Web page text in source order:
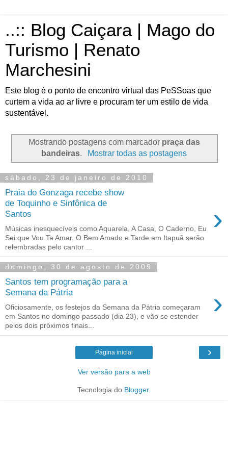
..:: Blog Caiçara | Mago do
Turismo | Renato
Marchesini
Este blog é o ponto de encontro virtual das PeSSoas que
curtem a vida ao ar livre e procuram ter um estilo de vida
sustentável.
Mostrando postagens com marcador praça das
bandeiras. Mostrar todas as postagens
sábado, 23 de janeiro de 2010
Praia do Gonzaga recebe show
de Toquinho e Sinfônica de
Santos
›
Músicas inesquecíveis como Aquarela, A Casa, O Caderno, Eu
Sei que Vou Te Amar, O Bem Amado e Tarde em Itapuã serão
relembradas pelo cantor ...
domingo, 30 de agosto de 2009
Santos tem programação para a
Semana da Pátria
›
Oficiosamente, os festejos da Semana da Pátria começaram
em Santos no domingo passado (dia 23), e vão se estender
pelos dois próximos finais...
›
Página inicial
Ver versão para a web
Tecnologia do Blogger.